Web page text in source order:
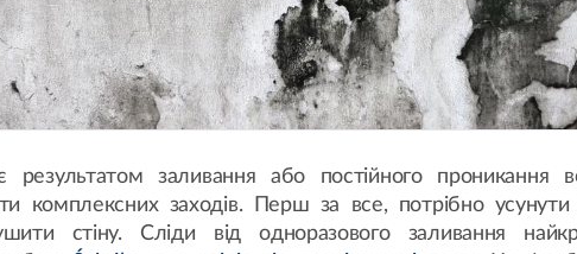
заливання або постійного проникання
комплексних заходів. Перш за все, потрібно
стіну. Сліди від одноразового заливання